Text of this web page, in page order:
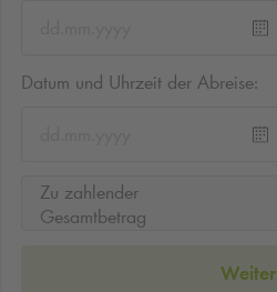
Datum und Uhrzeit der Abreise:
Zu zahlender
Gesamtbetrag
Weiter